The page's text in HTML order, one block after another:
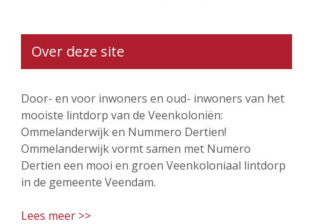
Over deze site
Door- en voor inwoners en oud- inwoners van het
mooiste lintdorp van de Veenkoloniën:
Ommelanderwijk en Nummero Dertien!
Ommelanderwijk vormt samen met Numero
Dertien een mooi en groen Veenkoloniaal lintdorp
in de gemeente Veendam.
Lees meer >>